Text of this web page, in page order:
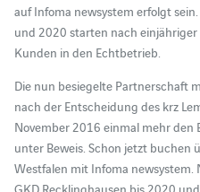
auf Infoma newsystem erfolgt
und 2020 starten nach
Kunden in den Echtbetrieb.
Die nun besiegelte Partnerschaft
nach der Entscheidung des krz
November 2016 einmal mehr den
unter Beweis. Schon jetzt
Westfalen mit Infoma